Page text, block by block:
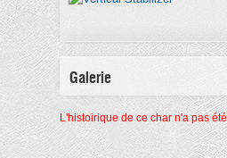
Galerie
L'histoirique de ce char n'a pas